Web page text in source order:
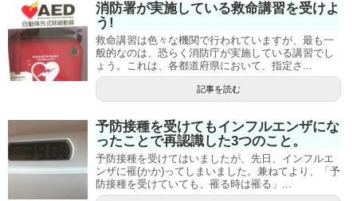
消防署が実施している救命講習を受けよ
う!
救命講習は色々な機関で行われていますが、最も一
般的なのは、恐らく消防庁が実施している講習でし
ょう。これは、各都道府県において、指定さ...
記事を読む
予防接種を受けてもインフルエンザにな
ったことで再認識した3つのこと。
予防接種を受けてはいましたが、先日、インフルエ
ンザに罹(かか)ってしまいました。兼ねてより、「予
防接種を受けていても、罹る時は罹る」...